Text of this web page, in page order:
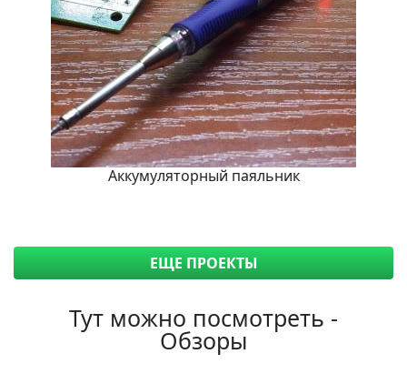
Аккумуляторный паяльник
ЕЩЕ ПРОЕКТЫ
Тут можно посмотреть -
Обзоры